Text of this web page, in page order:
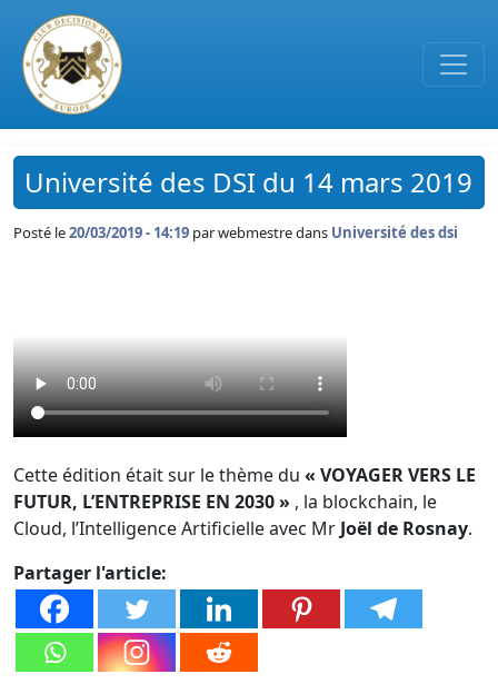
Passer au contenu principal
Université des DSI du 14 mars 2019
Posté le20/03/2019 - 14:19 parwebmestre dans Université des dsi
Cette édition était sur le thème du « VOYAGER VERS LE
FUTUR, L’ENTREPRISE EN 2030 » , la blockchain, le
Cloud, l’Intelligence Artificielle avec Mr Joël de Rosnay.
Partager l'article: